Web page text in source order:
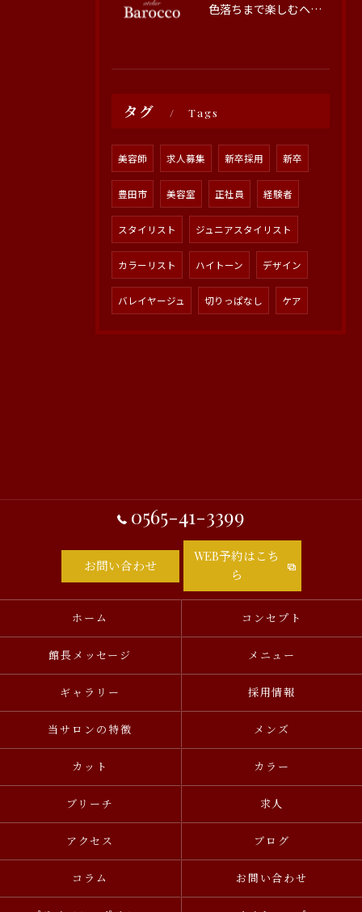
色落ちまで楽しむヘアカラーの秘訣
タグ Tags
美容師 求人募集 新卒採用 新卒
豊田市 美容室 正社員 経験者
スタイリスト ジュニアスタイリスト
カラーリスト ハイトーン デザイン
バレイヤージュ 切りっぱなし ケア
0565-41-3399
お問い合わせ
WEB予約はこち
ら
ホーム コンセプト
館長メッセージ メニュー
ギャラリー 採用情報
当サロンの特徴 メンズ
カット カラー
ブリーチ 求人
アクセス ブログ
コラム お問い合わせ